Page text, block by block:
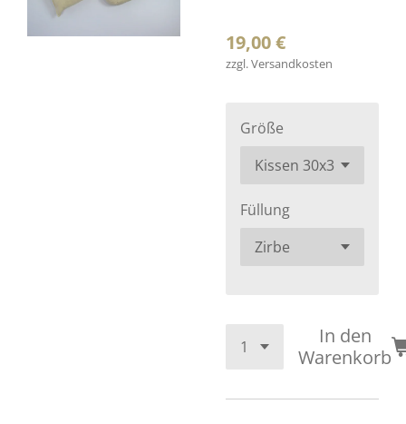
19,00 €
zzgl. Versandkosten
Größe
Füllung
In den
Warenkorb